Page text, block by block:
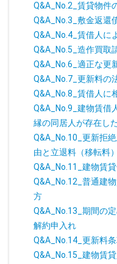
Q&A_No.2_賃貸物件
Q&A_No.3_敷金返還
Q&A_No.4_賃借人に
Q&A_No.5_造作買取
Q&A_No.6_適正な更
Q&A_No.7_更新料の
Q&A_No.8_賃借人に
Q&A_No.9_建物賃借
縁の同居人が存在し
Q&A_No.10_更新拒
由と立退料（移転料
Q&A_No.11_建物賃
Q&A_No.12_普通建
方
Q&A_No.13_期間の
解約申入れ
Q&A_No.14_更新料
Q&A_No.15_建物賃